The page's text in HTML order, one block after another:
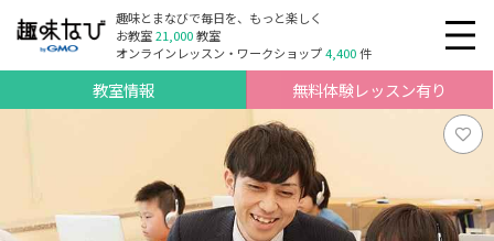
趣味とまなびで毎日を、もっと楽しく
お教室21,000教室
オンラインレッスン・ワークショップ4,400件
教室情報 無料体験レッスン有り